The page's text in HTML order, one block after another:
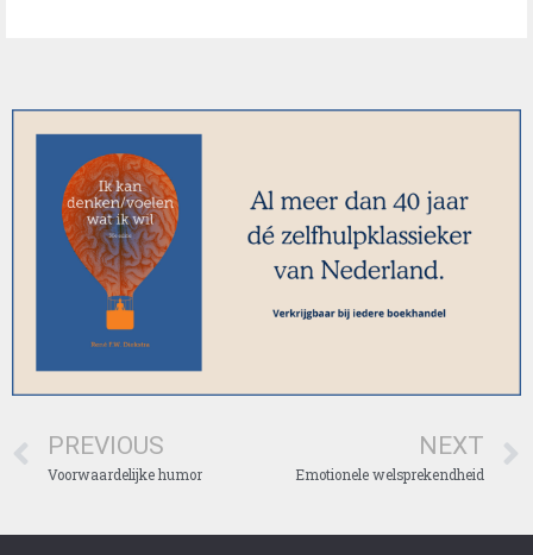
PREVIOUS
Voorwaardelijke humor
NEXT
Emotionele welsprekendheid